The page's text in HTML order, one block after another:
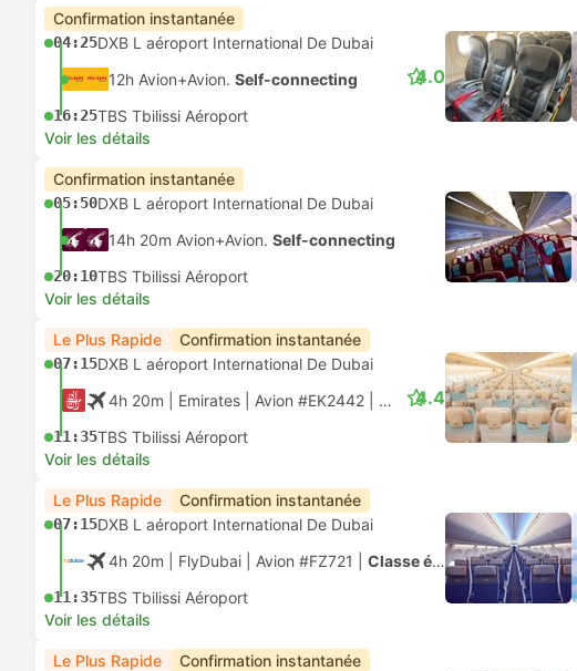
Confirmation instantanée
04:25DXB L aéroport International De Dubai
12h Avion+Avion. Self-connecting
16:25TBS Tbilissi Aéroport
4.0
Voir les détails
Confirmation instantanée
05:50DXB L aéroport International De Dubai
14h 20m Avion+Avion. Self-connecting
20:10TBS Tbilissi Aéroport
Voir les détails
Le Plus Rapide Confirmation instantanée
07:15DXB L aéroport International De Dubai
4h 20m | Emirates Avion #EK2442 Classe économique
11:35TBS Tbilissi Aéroport
4.4
Voir les détails
Le Plus Rapide Confirmation instantanée
07:15DXB L aéroport International De Dubai
4h 20m | FlyDubai Avion #FZ721 Classe économique
11:35TBS Tbilissi Aéroport
Voir les détails
Le Plus Rapide Confirmation instantanée